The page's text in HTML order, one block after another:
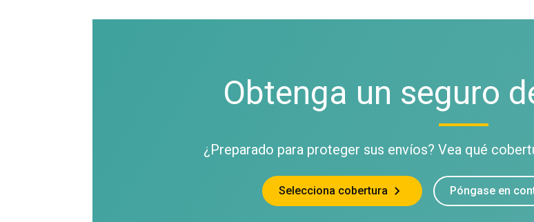
Obtenga un seguro
¿Preparado para proteger sus envíos? Vea qué
Selecciona cobertura Póngase en